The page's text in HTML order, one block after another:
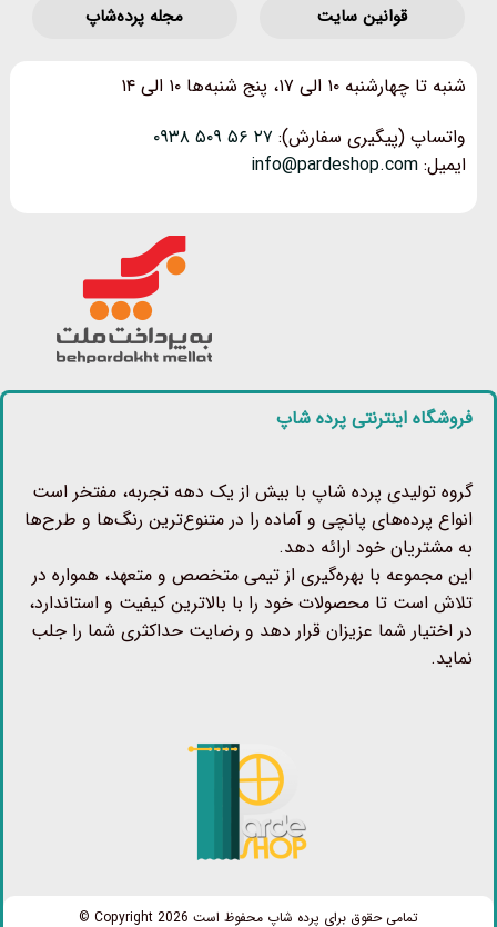
قوانین‌ سایت مجله پرده‌شاپ
شنبه تا چهارشنبه ۱۰ الی ۱۷، پنج شنبه‌ها ۱۰ الی ۱۴
واتساپ (پیگیری سفارش): ۲۷ ۵۶ ۵۰۹ ۰۹۳۸
ایمیل: info@pardeshop.com
فروشگاه اینترنتی پرده شاپ
گروه تولیدی پرده شاپ با بیش از یک دهه تجربه، مفتخر است
انواع پرده‌های پانچی و آماده را در متنوع‌ترین رنگ‌ها و طرح‌ها
به مشتریان خود ارائه دهد.
این مجموعه با بهره‌گیری از تیمی متخصص و متعهد، همواره در
تلاش است تا محصولات خود را با بالاترین کیفیت و استاندارد،
در اختیار شما عزیزان قرار دهد و رضایت حداکثری شما را جلب
نماید.
تمامی حقوق برای پرده شاپ محفوظ است Copyright 2026 ©